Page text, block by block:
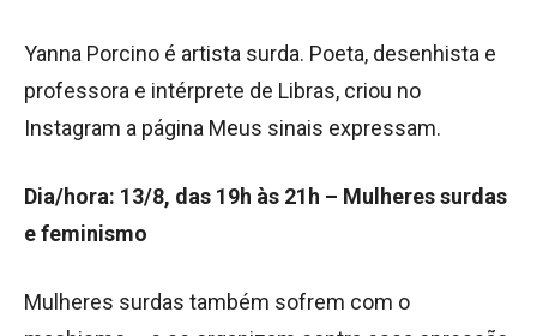
Yanna Porcino é artista surda. Poeta, desenhista e
professora e intérprete de Libras, criou no
Instagram a página Meus sinais expressam.
Dia/hora: 13/8, das 19h às 21h – Mulheres surdas
e feminismo
Mulheres surdas também sofrem com o